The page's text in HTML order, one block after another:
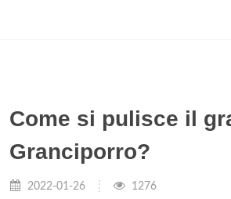
Come si pulisce il
Granciporro?
2022-01-26 1276